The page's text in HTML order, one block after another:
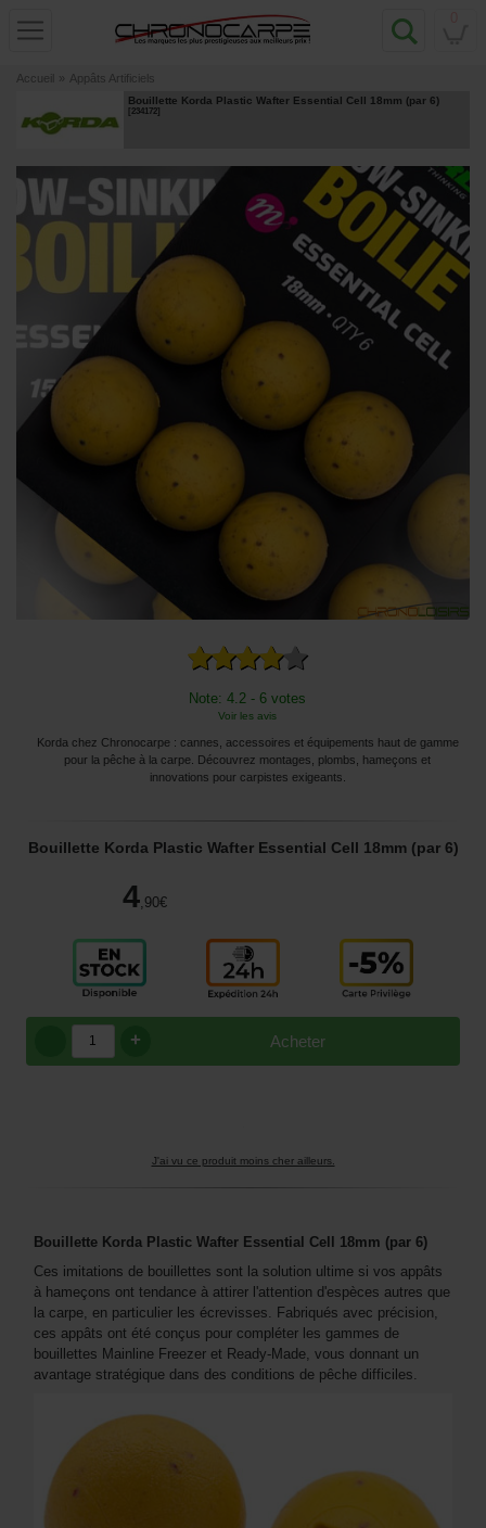
Accueil » Appâts Artificiels
Bouillette Korda Plastic Wafter Essential Cell 18mm (par 6)
[234172]
Note: 4.2 - 6 votes
Voir les avis
Korda chez Chronocarpe : cannes, accessoires et équipements haut de gamme
pour la pêche à la carpe. Découvrez montages, plombs, hameçons et
innovations pour carpistes exigeants.
Bouillette Korda Plastic Wafter Essential Cell 18mm (par 6)
4,90€
Acheter
+
J'ai vu ce produit moins cher ailleurs.
Bouillette Korda Plastic Wafter Essential Cell 18mm (par 6)
Ces imitations de bouillettes sont la solution ultime si vos appâts
à hameçons ont tendance à attirer l'attention d'espèces autres que
la carpe, en particulier les écrevisses. Fabriqués avec précision,
ces appâts ont été conçus pour compléter les gammes de
bouillettes Mainline Freezer et Ready-Made, vous donnant un
avantage stratégique dans des conditions de pêche difficiles.